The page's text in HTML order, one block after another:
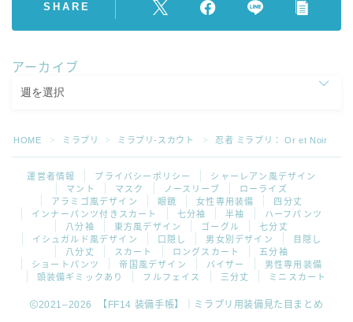
SHARE
アーカイブ
HOME ＞ ミラプリ ＞ ミラプリ-スカウト ＞ 忍者 ミラプリ： Or et Noir
運営者情報 プライバシーポリシー
シャーレアン風デザイン
マント
マスク ノースリーブ
ローライズ
アラミゴ風デザイン
眼鏡 女性専用装備
四分丈
インナーパンツ付きスカート
七分袖 半袖
ハーフパンツ
八分袖
東方風デザイン ゴーグル
七分丈
イシュガルド風デザイン
口隠し 男女別デザイン
目隠し
八分丈
スカート ロングスカート
五分袖
ショートパンツ
帝国風デザイン バイザー
男性専用装備
頭装備ギミックあり
フルフェイス 三分丈 ミニスカート
2021–2026 【FF14 装備手帳】｜ミラプリ用装備見た目まとめ